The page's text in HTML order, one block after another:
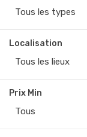
Tous les types
Localisation
Tous les lieux
Prix Min
Tous